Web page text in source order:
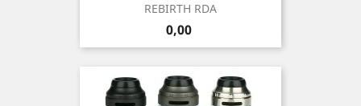
REBIRTH RDA
Precio
0,00